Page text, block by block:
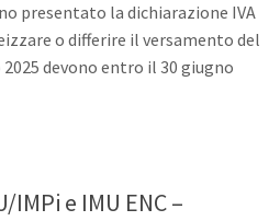
presentato la dichiarazione IVA
o differire il versamento del
devono entro il 30 giugno
IMPi e IMU ENC –